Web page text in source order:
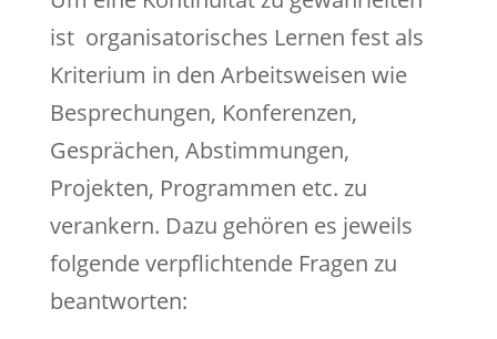
ist organisatorisches Lernen fest als
Kriterium in den Arbeitsweisen wie
Besprechungen, Konferenzen,
Gesprächen, Abstimmungen,
Projekten, Programmen etc. zu
verankern. Dazu gehören es jeweils
folgende verpflichtende Fragen zu
beantworten: